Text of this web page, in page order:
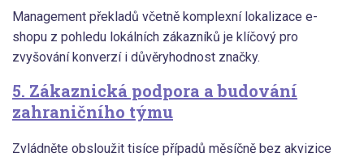
Management překladů včetně komplexní lokalizace e-
shopu z pohledu lokálních zákazníků je klíčový pro
zvyšování konverzí i důvěryhodnost značky.
5. Zákaznická podpora a budování
zahraničního týmu
Zvládněte obsloužit tisíce případů měsíčně bez akvizice